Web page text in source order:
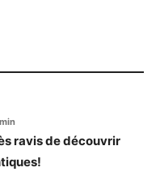
ravis de découvrir